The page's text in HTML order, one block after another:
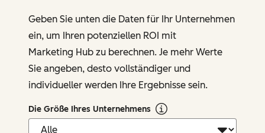
Geben Sie unten die Daten für Ihr Unternehmen
ein, um Ihren potenziellen ROI mit
Marketing Hub zu berechnen. Je mehr Werte
Sie angeben, desto vollständiger und
individueller werden Ihre Ergebnisse sein.
Die Größe Ihres Unternehmens